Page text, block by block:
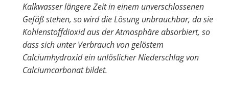
Kalkwasser längere Zeit in einem unverschlossenen
Gefäß stehen, so wird die Lösung unbrauchbar, da sie
Kohlenstoffdioxid aus der Atmosphäre absorbiert, so
dass sich unter Verbrauch von gelöstem
Calciumhydroxid ein unlöslicher Niederschlag von
Calciumcarbonat bildet.